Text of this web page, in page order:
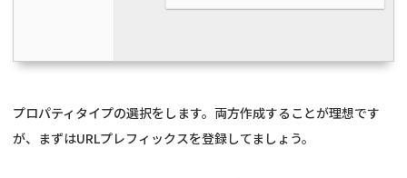
プロパティタイプの選択をします。両方作成することが理想です
が、まずはURLプレフィックスを登録してましょう。